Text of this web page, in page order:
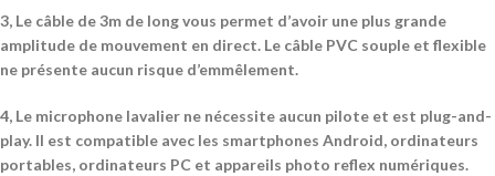
3, Le câble de 3m de long vous permet d’avoir une plus grande
amplitude de mouvement en direct. Le câble PVC souple et flexible
ne présente aucun risque d’emmêlement.
4, Le microphone lavalier ne nécessite aucun pilote et est plug-and-
play. Il est compatible avec les smartphones Android, ordinateurs
portables, ordinateurs PC et appareils photo reflex numériques.